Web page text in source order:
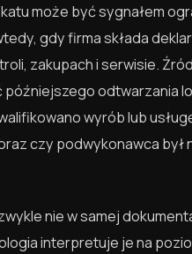
może być sygnałem
gdy firma składa
zakupach i serwisie.
odtwarzania
wyrób lub
czy podwykonawca był
nie w samej
interpretuje je na